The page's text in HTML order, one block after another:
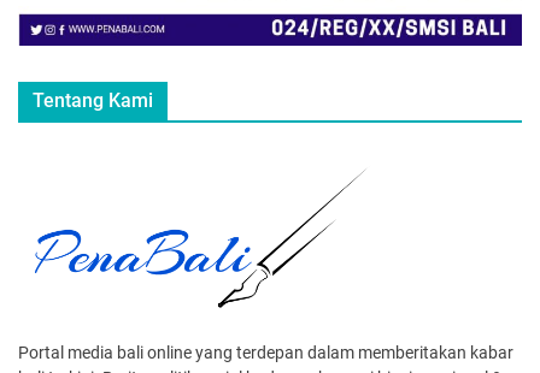
Tentang Kami
Portal media bali online yang terdepan dalam memberitakan kabar